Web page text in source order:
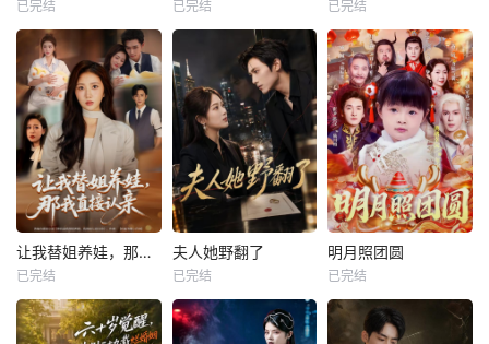
已完结 已完结 已完结
让我替姐养娃，那我直接认亲
已完结
夫人她野翻了
已完结
明月照团圆
已完结